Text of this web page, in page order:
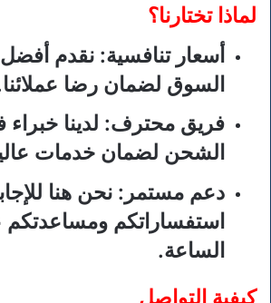
لماذا تختارنا؟
أسعار تنافسية: نقدم
السوق لضمان رضا
فريق محترف: لدينا
الشحن لضمان خدمات
دعم مستمر : نحن هنا
استفساراتكم ومساعدتكم
الساعة.
كيفية التواصل